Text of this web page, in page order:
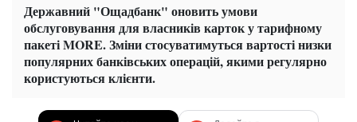
Державний "Ощадбанк" оновить умови
обслуговування для власників карток у тарифному
пакеті MORE. Зміни стосуватимуться вартості низки
популярних банківських операцій, якими регулярно
користуються клієнти.